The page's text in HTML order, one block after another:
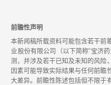
前瞻性声明
本新闻稿所载资料可能包含若干前
业股份有限公司（以下简称“宝济
测，并涉及若干已知及未知的风险
因素可能导致实际结果与任何前瞻
大差异。前瞻性陈述包括但不限于